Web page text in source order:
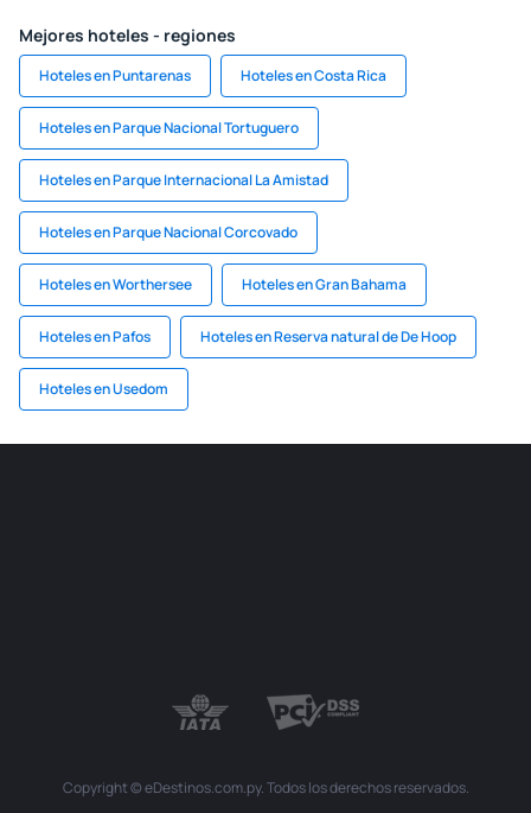
Mejores hoteles - regiones
Hoteles en Puntarenas Hoteles en Costa Rica
Hoteles en Parque Nacional Tortuguero
Hoteles en Parque Internacional La Amistad
Hoteles en Parque Nacional Corcovado
Hoteles en Worthersee Hoteles en Gran Bahama
Hoteles en Pafos Hoteles en Reserva natural de De Hoop
Hoteles en Usedom
Copyright © eDestinos.com.py. Todos los derechos reservados.